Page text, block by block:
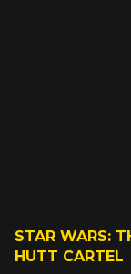
STAR WARS:
HUTT CARTEL